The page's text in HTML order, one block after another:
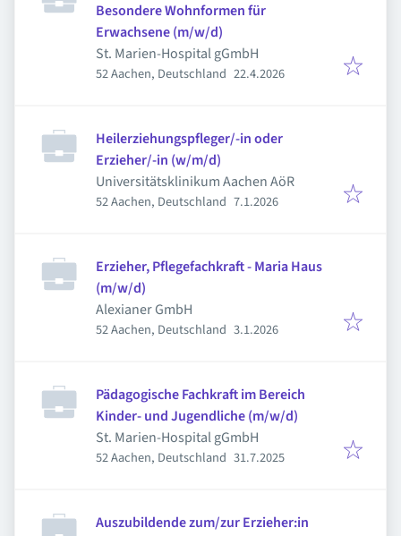
Besondere Wohnformen für
Erwachsene (m/w/d)
St. Marien-Hospital gGmbH
52 Aachen, Deutschland Veröffentlicht
22.4.2026
Heilerziehungspfleger/-in oder
Erzieher/-in (w/m/d)
Universitätsklinikum Aachen AöR
52 Aachen, Deutschland Veröffentlicht
7.1.2026
Erzieher, Pflegefachkraft - Maria Haus
(m/w/d)
Alexianer GmbH
52 Aachen, Deutschland Veröffentlicht
3.1.2026
Pädagogische Fachkraft im Bereich
Kinder- und Jugendliche (m/w/d)
St. Marien-Hospital gGmbH
52 Aachen, Deutschland Veröffentlicht
31.7.2025
Auszubildende zum/zur Erzieher:in